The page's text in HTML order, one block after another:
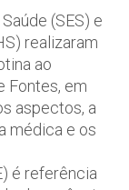
(SES) e
realizaram
ao
Fontes, em
aspectos, a
médica e os
é referência